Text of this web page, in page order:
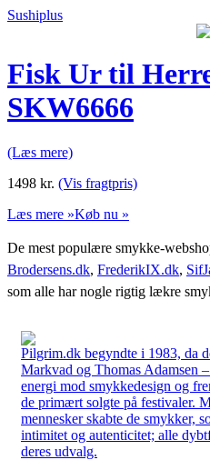
Sushiplus
Fisk Ur til
SKW6666
(Læs mere)
1498 kr. (Vis fragtpris)
Læs mere »Køb nu »
De mest populære smykke-
Brodersens.dk, FrederikIX.dk,
som alle har nogle rigtig lækre
Pilgrim.dk begyndte i 1983, da
Markvad og Thomas Adamsen
energi mod smykkedesign og
de primært solgte på festivaler.
mennesker skabte de smykker,
intimitet og autenticitet; alle
deres udvalg.